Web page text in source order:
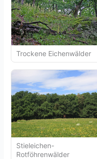
Trockene Eichenwälder
Stieleichen-
Rotföhrenwälder